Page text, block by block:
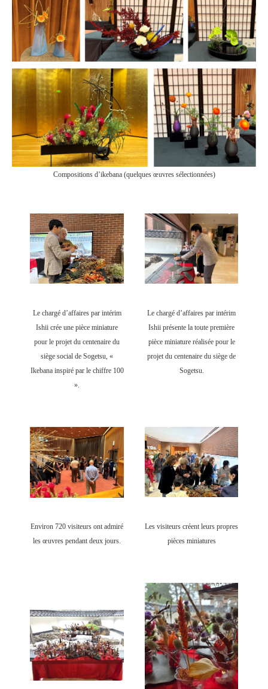
Compositions d’ikebana (quelques œuvres sélectionnées)
Le chargé d’affaires par intérim
Ishii crée une pièce miniature
pour le projet du centenaire du
siège social de Sogetsu, «
Ikebana inspiré par le chiffre 100
».
Le chargé d’affaires par intérim
Ishii présente la toute première
pièce miniature réalisée pour le
projet du centenaire du siège de
Sogetsu.
Environ 720 visiteurs ont admiré
les œuvres pendant deux jours.
Les visiteurs créent leurs propres
pièces miniatures